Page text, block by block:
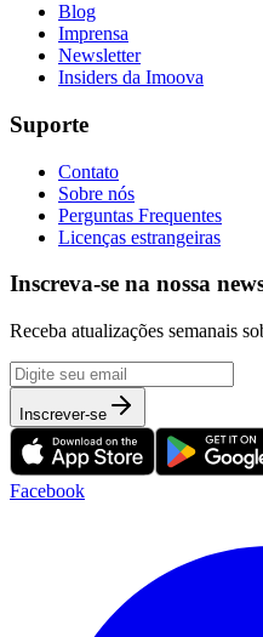
Blog
Imprensa
Newsletter
Insiders da Imoova
Suporte
Contato
Sobre nós
Perguntas Frequentes
Licenças estrangeiras
Inscreva-se na nossa
Receba atualizações semanais
Inscrever-se
Facebook